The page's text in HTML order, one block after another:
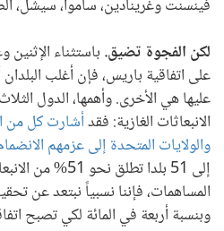
فينسنت وغرينادين، ساموا، سيشل،
لكن الفجوة تضيق. باستثناء
على اتفاقية باريس، فإن أغلب
عليها هي الأخرى. وأهمها، الدول
الانبعاثات الغازية: فقدأشارت كل من
والولايات المتحدة إلى عزمهم
إلى 51 بلدا تطلق
المساهمات، فإننا نسبياً نبتعد عن
وبنسبة أربعة في المائة لكي تصبح